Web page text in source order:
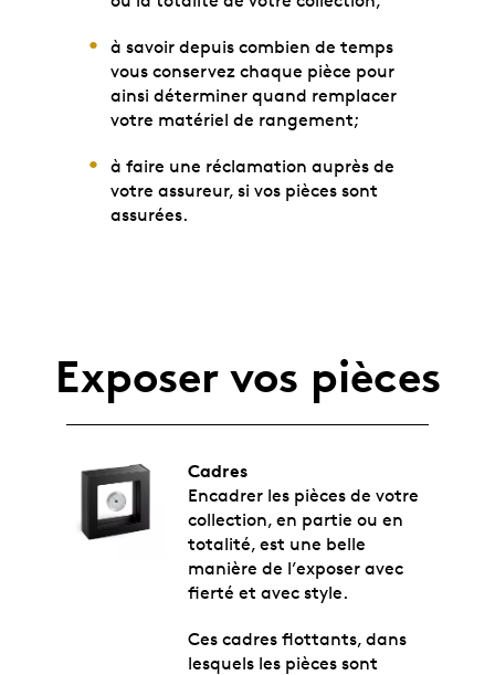
à savoir depuis combien de temps
vous conservez chaque pièce pour
ainsi déterminer quand remplacer
votre matériel de rangement;
à faire une réclamation auprès de
votre assureur, si vos pièces sont
assurées.
Exposer vos pièces
Cadres
Encadrer les pièces de votre
collection, en partie ou en
totalité, est une belle
manière de l’exposer avec
fierté et avec style.
Ces cadres flottants, dans
lesquels les pièces sont